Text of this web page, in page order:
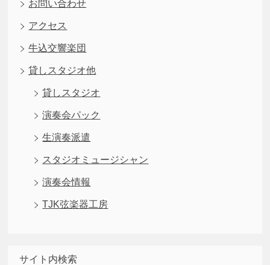
お問い合わせ
アクセス
牛込交響楽団
貸しスタジオ他
貸しスタジオ
演奏会パック
生演奏派遣
スタジオミュージシャン
演奏会情報
TJK弦楽器工房
サイト内検索